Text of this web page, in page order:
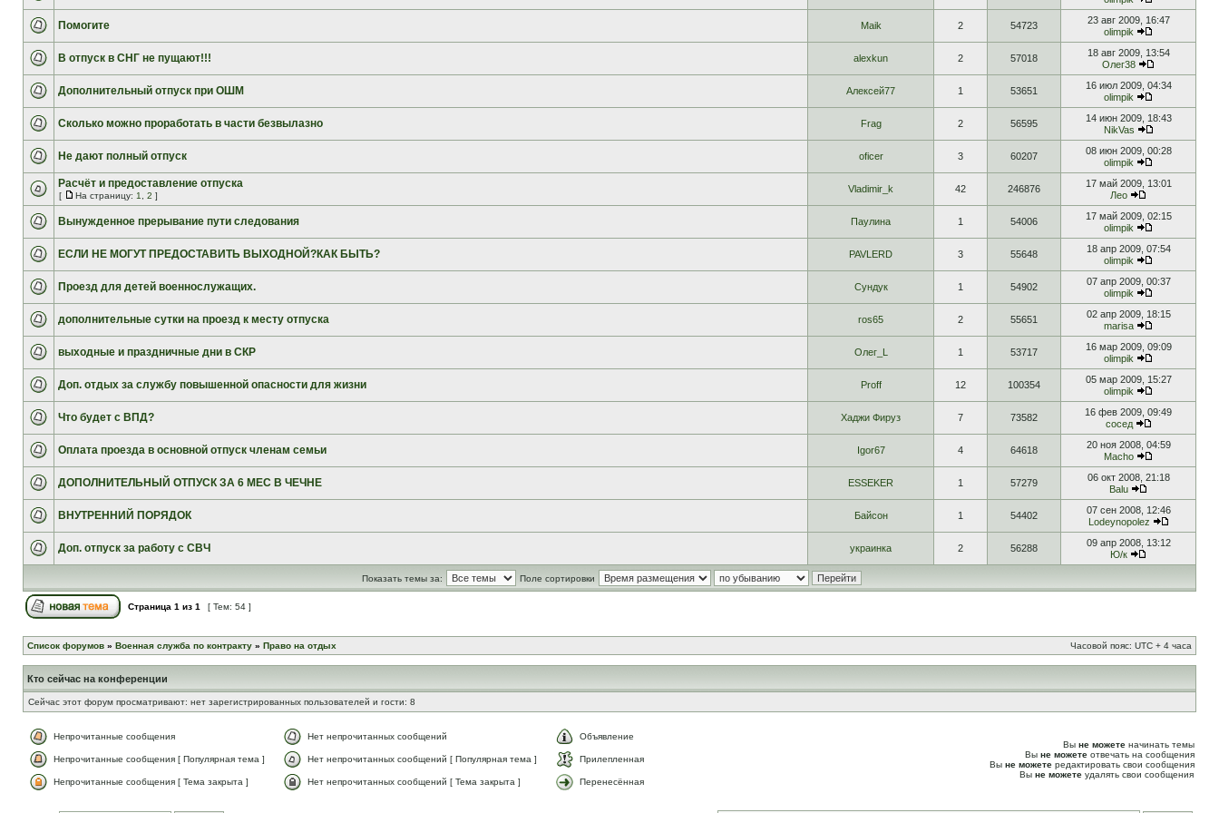
Помогите Maik 2 54723
23 авг 2009, 16:47
olimpik
В отпуск в СНГ не пущают!!! alexkun 2 57018
18 авг 2009, 13:54
Олег38
Дополнительный отпуск при ОШМ Алексей77 1 53651
16 июл 2009, 04:34
olimpik
Сколько можно проработать в части безвылазно Frag 2 56595
14 июн 2009, 18:43
NikVas
Не дают полный отпуск oficer 3 60207
08 июн 2009, 00:28
olimpik
Расчёт и предоставление отпуска
[ На страницу: 1 2 ]
Vladimir_k 42 246876
17 май 2009, 13:01
Лео
Вынужденное прерывание пути следования Паулина 1 54006
17 май 2009, 02:15
olimpik
ЕСЛИ НЕ МОГУТ ПРЕДОСТАВИТЬ ВЫХОДНОЙ?КАК БЫТЬ? PAVLERD 3 55648
18 апр 2009, 07:54
olimpik
Проезд для детей военнослужащих. Сундук 1 54902
07 апр 2009, 00:37
olimpik
дополнительные сутки на проезд к месту отпуска ros65 2 55651
02 апр 2009, 18:15
marisa
выходные и праздничные дни в СКР Олег_L 1 53717
16 мар 2009, 09:09
olimpik
Доп. отдых за службу повышенной опасности для жизни Proff 12 100354
05 мар 2009, 15:27
olimpik
Что будет с ВПД? Хаджи Фируз 7 73582
16 фев 2009, 09:49
сосед
Оплата проезда в основной отпуск членам семьи Igor67 4 64618
20 ноя 2008, 04:59
Macho
ДОПОЛНИТЕЛЬНЫЙ ОТПУСК ЗА 6 МЕС В ЧЕЧНЕ ESSEKER 1 57279
06 окт 2008, 21:18
Balu
ВНУТРЕННИЙ ПОРЯДОК Байсон 1 54402
07 сен 2008, 12:46
Lodeynopolez
Доп. отпуск за работу с СВЧ украинка 2 56288
09 апр 2008, 13:12
Ю/к
Показать темы за: Поле сортировки
Страница 1 из 1 [ Тем: 54 ]
Список форумов » Военная служба по контракту » Право на отдых Часовой пояс: UTC + 4 часа
Кто сейчас на конференции
Сейчас этот форум просматривают: нет зарегистрированных пользователей и гости: 8
Непрочитанные сообщения Нет непрочитанных сообщений Объявление
Непрочитанные сообщения [ Популярная тема ] Нет непрочитанных сообщений [ Популярная тема ] Прилепленная
Непрочитанные сообщения [ Тема закрыта ] Нет непрочитанных сообщений [ Тема закрыта ] Перенесённая
Вы не можете начинать темы
Вы не можете отвечать на сообщения
Вы не можете редактировать свои сообщения
Вы не можете удалять свои сообщения